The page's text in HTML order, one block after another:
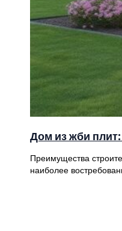
Дом из жби
Преимущества
наиболее